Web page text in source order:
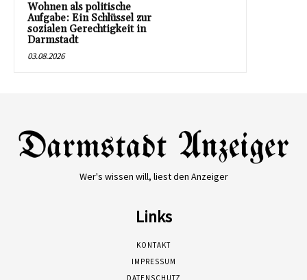
Wohnen als politische
Aufgabe: Ein Schlüssel zur
sozialen Gerechtigkeit in
Darmstadt
03.08.2026
Wer's wissen will, liest den Anzeiger
Links
KONTAKT
IMPRESSUM
DATENSCHUTZ